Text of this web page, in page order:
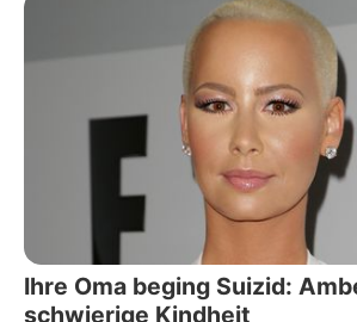
Ihre Oma beging Suizid:
schwierige Kindheit